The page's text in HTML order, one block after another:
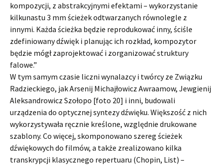
kompozycji, z abstrakcyjnymi efektami – wykorzystanie
kilkunastu 3 mm ścieżek odtwarzanych równolegle z
innymi. Każda ścieżka będzie reprodukować inny, ściśle
zdefiniowany dźwięk i planując ich rozkład, kompozytor
będzie mógł zaprojektować i zorganizować struktury
falowe.”
W tym samym czasie liczni wynalazcy i twórcy ze Związku
Radzieckiego, jak Arsenij Michajłowicz Awraamow, Jewgienij
Aleksandrowicz Szołopo [foto 20] i inni, budowali
urządzenia do optycznej syntezy dźwięku. Większość z nich
wykorzystywała ręcznie kreślone, względnie drukowane
szablony. Co więcej, skomponowano szereg ścieżek
dźwiękowych do filmów, a także zrealizowano kilka
transkrypcji klasycznego repertuaru (Chopin, List) –